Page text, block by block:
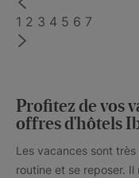
1 2 3 4 5 6 7
Profitez de vos
offres d'hôtels
Les vacances sont
routine et se reposer.